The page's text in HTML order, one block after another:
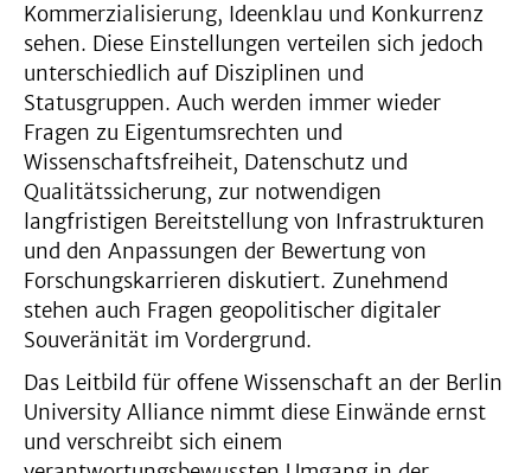
Kommerzialisierung, Ideenklau und Konkurrenz
sehen. Diese Einstellungen verteilen sich jedoch
unterschiedlich auf Disziplinen und
Statusgruppen. Auch werden immer wieder
Fragen zu Eigentumsrechten und
Wissenschaftsfreiheit, Datenschutz und
Qualitätssicherung, zur notwendigen
langfristigen Bereitstellung von Infrastrukturen
und den Anpassungen der Bewertung von
Forschungskarrieren diskutiert. Zunehmend
stehen auch Fragen geopolitischer digitaler
Souveränität im Vordergrund.
Das Leitbild für offene Wissenschaft an der Berlin
University Alliance nimmt diese Einwände ernst
und verschreibt sich einem